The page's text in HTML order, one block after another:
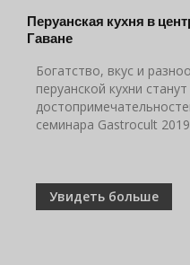
Перуанская кухня в
Гаване
Богатство, вкус и
перуанской кухни
семинара Gastrocult
Увидеть больше